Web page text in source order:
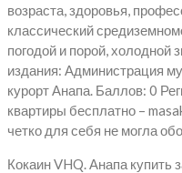
возраста, здоровья,
классический
погодой и порой, холодной
издания: Администрация
курорт Анапа. Баллов: 0
квартиры бесплатно –
четко для себя не могла
Кокаин VHQ. Анапа купить